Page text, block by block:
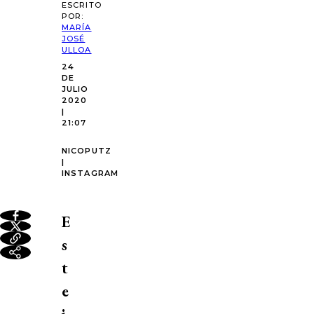
ESCRITO
POR:
MARÍA
JOSÉ
ULLOA
24
DE
JULIO
2020
|
21:07
NICOPUTZ
|
INSTAGRAM
E
s
t
e